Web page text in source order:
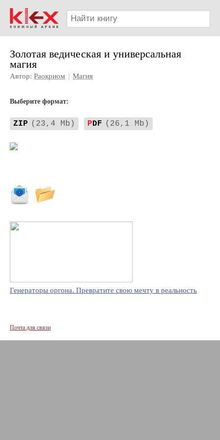
Золотая ведическая и универсальная
магия
Автор: Раокриом | Магия
Выберите формат:
ZIP (23,4 Mb) PDF (26,1 Mb)
Генераторы оргона. Превратите свою мечту в реальность
Почта для связи